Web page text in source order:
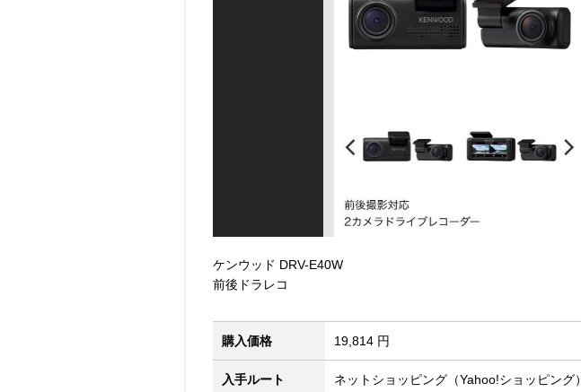
ケンウッド DRV-E40W
前後ドラレコ
購入価格 19,814 円
入手ルート ネットショッピング（Yahoo!ショッピング）